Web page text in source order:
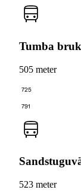
Tumba
505 meter
725
791
523 meter